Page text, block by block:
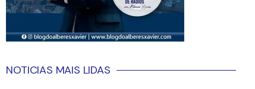
NOTICIAS MAIS LIDAS